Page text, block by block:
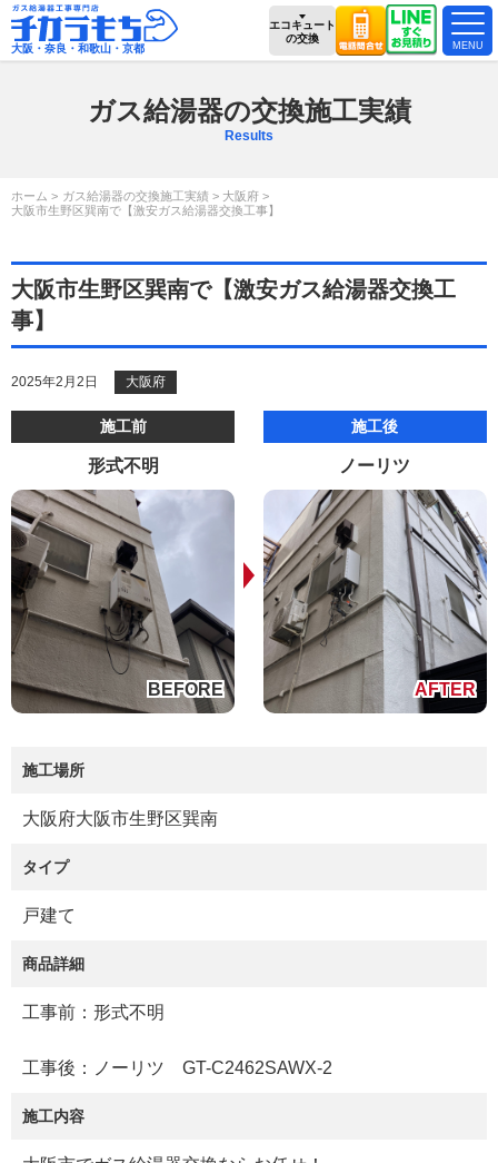
大阪・奈良・和歌山・京都
エコキュート
の交換
ガス給湯器の交換施工実績
Results
ホーム ガス給湯器の交換施工実績
大阪府
大阪市生野区巽南で【激安ガス給湯器交換工事】
大阪市生野区巽南で【激安ガス給湯器交換工
事】
2025年2月2日 大阪府
施工前
形式不明
施工後
ノーリツ
施工場所
大阪府大阪市生野区巽南
タイプ
戸建て
商品詳細
工事前：形式不明
工事後：ノーリツ GT-C2462SAWX-2
施工内容